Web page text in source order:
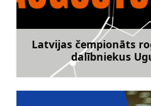
Latvijas čempionāts
dalībniekus